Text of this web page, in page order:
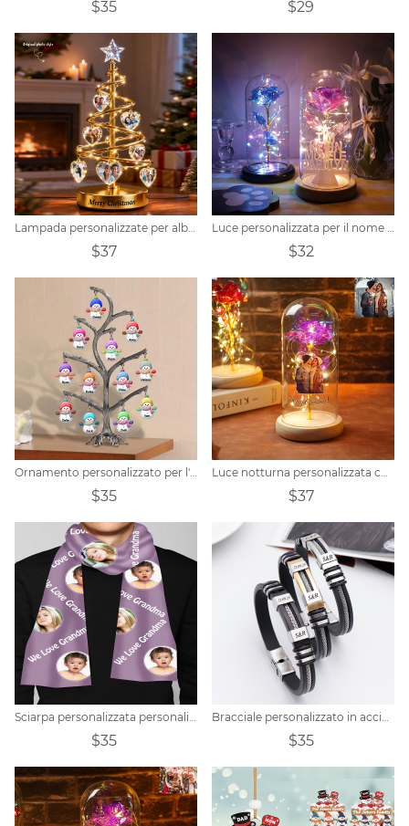
$35 $29
$37
Luce personalizzata per il nome dell'albero di Natale con fiore stabilizzato
$32
Ornamento personalizzato per l'albero di Natale con pupazzo di neve
$35
Luce notturna personalizzata con fiore conservato con foto
$37
Sciarpa personalizzata personalizzata con foto unisex
$35
Bracciale personalizzato in acciaio al titanio e silicone
$35